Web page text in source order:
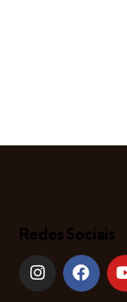
Redes Sociais